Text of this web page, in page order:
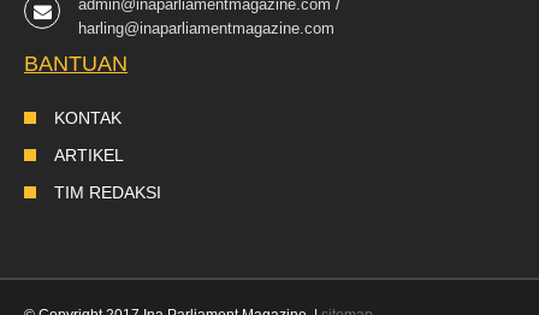
admin@inaparliamentmagazine.com /
harling@inaparliamentmagazine.com
BANTUAN
KONTAK
ARTIKEL
TIM REDAKSI